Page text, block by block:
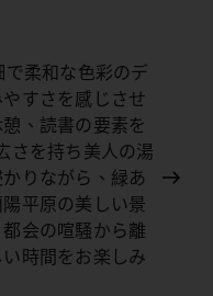
柔和な色彩のデ
すさを感じさせ
、読書の要素を
さを持ち美人の湯
りながら、緑あ
平原の美しい景
会の喧騒から離
時間をお楽しみ